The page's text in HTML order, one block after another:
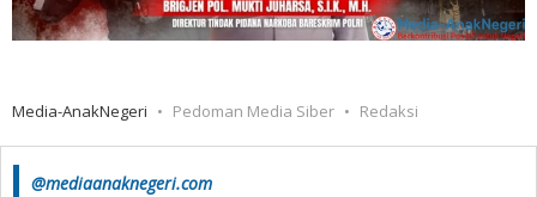
Media-AnakNegeri Pedoman Media Siber Redaksi
@mediaanaknegeri.com